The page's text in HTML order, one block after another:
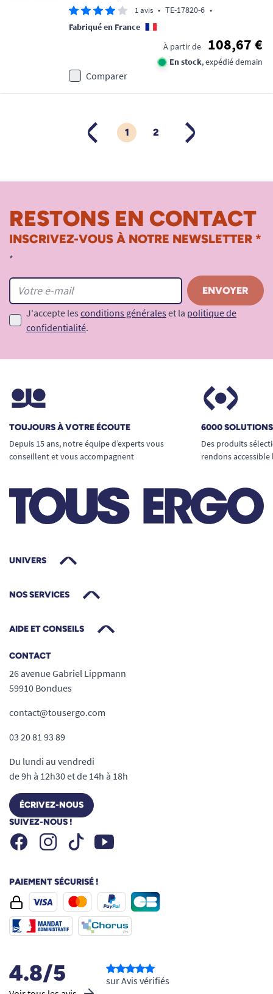
1 avis • TE-17820-6 •
Fabriqué en France
À partir de
108,67 €
En stock, expédié demain
Comparer
PRÉCÉDENT
1 2 SUIVANT
RESTONS EN CONTACT
INSCRIVEZ-VOUS À NOTRE NEWSLETTER *
*
J'accepte les conditions générales et la politique de
confidentialité.
TOUJOURS À VOTRE ÉCOUTE
Depuis 15 ans, notre équipe d’experts vous
conseillent et vous accompagnent
6000
Des produits
rendons
UNIVERS
NOS SERVICES
AIDE ET CONSEILS
CONTACT
26 avenue Gabriel Lippmann
59910 Bondues
contact@tousergo.com
03 20 81 93 89
Du lundi au vendredi
de 9h à 12h30 et de 14h à 18h
ÉCRIVEZ-NOUS
SUIVEZ-NOUS !
FacebookInstagramTiktok Youtube
PAIEMENT SÉCURISÉ !
4.8/5 sur Avis vérifiés